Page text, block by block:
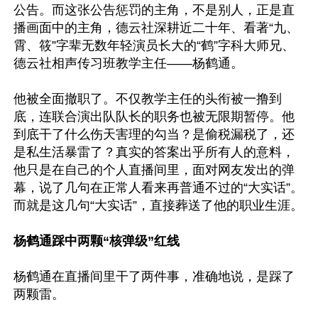
公告。而这张公告惩罚的主角，不是别人，正是直
播画面中的主角，德云社深耕近二十年、看著“九、
霄、筱”字辈无数年轻演员长大的“鹤”字科大师兄、
德云社相声传习班教学主任——杨鹤通。
他被全面撤职了。不仅教学主任的头衔被一撸到
底，连联合演出队队长的职务也被无限期暂停。他
到底干了什么伤天害理的勾当？是偷税漏税了，还
是私生活暴雷了？真实的答案出乎所有人的意料，
他只是在自己的个人直播间里，面对网友发出的弹
幕，说了几句在正常人看来再普通不过的“大实话”。
而就是这几句“大实话”，直接葬送了他的职业生涯。
杨鹤通踩中两颗“核弹级”红线
杨鹤通在直播间里干了两件事，准确地说，是踩了
两颗雷。